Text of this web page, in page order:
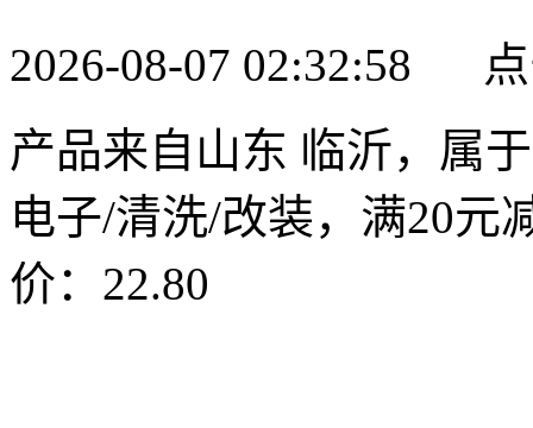
2026-08-07 02:32:58
产品来自山东 临沂，属
电子/清洗/改装，满20元
价：22.80